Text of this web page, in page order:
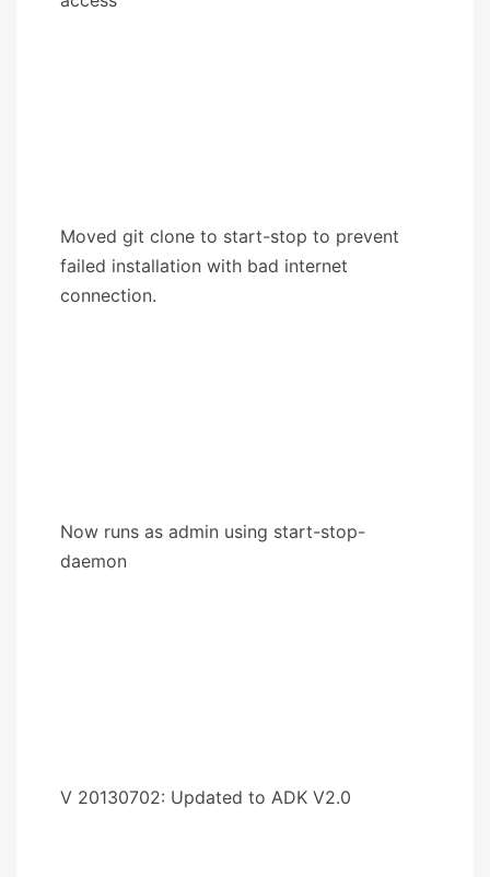
Moved git clone to start-stop to prevent
failed installation with bad internet
connection.
Now runs as admin using start-stop-
daemon
V 20130702: Updated to ADK V2.0